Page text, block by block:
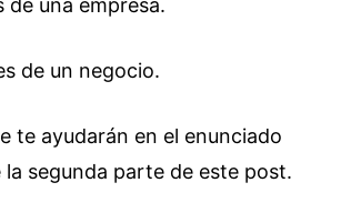
una empresa.
de un negocio.
te ayudarán en el enunciado
segunda parte de este post.